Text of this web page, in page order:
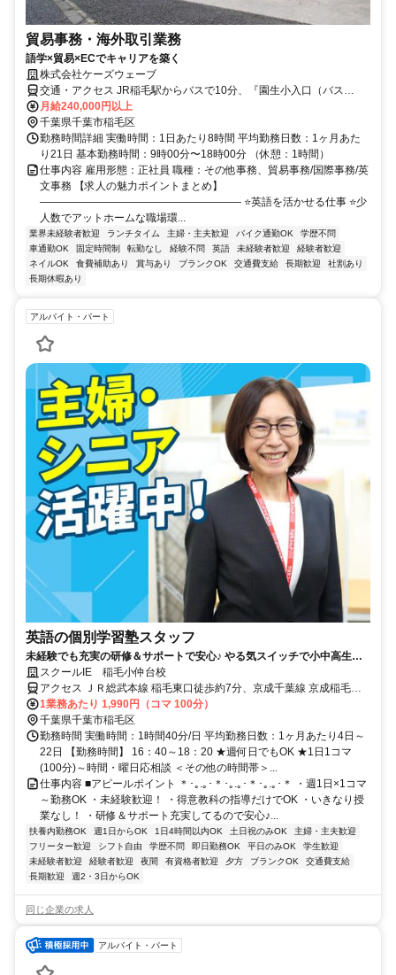
貿易事務・海外取引業務
語学×貿易×ECでキャリアを築く
株式会社ケーズウェーブ
交通・アクセス JR稲毛駅からバスで10分、『園生小入口（バス
停）』で下車して目の前のビルです。
月給240,000円以上
千葉県千葉市稲毛区
勤務時間詳細 実働時間：1日あたり8時間 平均勤務日数：1ヶ月あた
り21日 基本勤務時間：9時00分〜18時00分 （休憩：1時間）
仕事内容 雇用形態：正社員 職種：その他事務、貿易事務/国際事務/英
文事務 【求人の魅力ポイントまとめ】
――――――――――――――――――― ⭐英語を活かせる仕事 ⭐少
人数でアットホームな職場環...
業界未経験者歓迎 ランチタイム 主婦・主夫歓迎 バイク通勤OK
学歴不問
車通勤OK
固定時間制 転勤なし 経験不問 英語 未経験者歓迎
経験者歓迎
ネイルOK
食費補助あり 賞与あり ブランクOK 交通費支給 長期歓迎
社割あり
長期休暇あり
アルバイト・パート
英語の個別学習塾スタッフ
未経験でも充実の研修＆サポートで安心♪ やる気スイッチで小中高生と
の1対1または1対2の個別指導！
スクールIE 稲毛小仲台校
アクセス ＪＲ総武本線 稲毛東口徒歩約7分、京成千葉線 京成稲毛徒
歩約8分、千葉都市モノレール２号線 穴川（千葉県）出入口2徒歩約
28分
1業務あたり 1,990円（コマ 100分）
千葉県千葉市稲毛区
勤務時間 実働時間：1時間40分/日 平均勤務日数：1ヶ月あたり4日～
22日 【勤務時間】 16：40～18：20 ★週何日でもOK ★1日1コマ
(100分)～時間・曜日応相談 ＜その他の時間帯＞...
仕事内容 ■アピールポイント ＊･｡.｡･＊･｡.｡･＊･｡.｡･＊ ・週1日×1コマ
～勤務OK ・未経験歓迎！ ・得意教科の指導だけでOK ・いきなり授
業なし！ ・研修＆サポート充実してるので安心♪...
扶養内勤務OK 週1日からOK 1日4時間以内OK 土日祝のみOK
主婦・主夫歓迎
フリーター歓迎
シフト自由 学歴不問 即日勤務OK 平日のみOK
学生歓迎
未経験者歓迎
経験者歓迎 夜間 有資格者歓迎 夕方 ブランクOK
交通費支給
長期歓迎
週2・3日からOK
同じ企業の求人
アルバイト・パート